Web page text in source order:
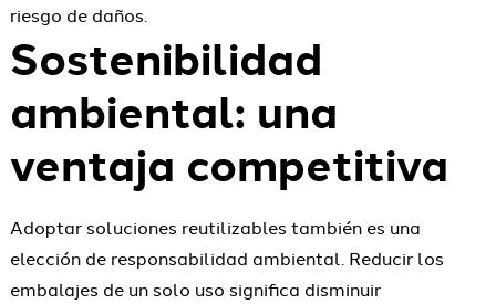
riesgo de daños.
Sostenibilidad
ambiental: una
ventaja competitiva
Adoptar soluciones reutilizables también es una
elección de responsabilidad ambiental. Reducir los
embalajes de un solo uso significa disminuir